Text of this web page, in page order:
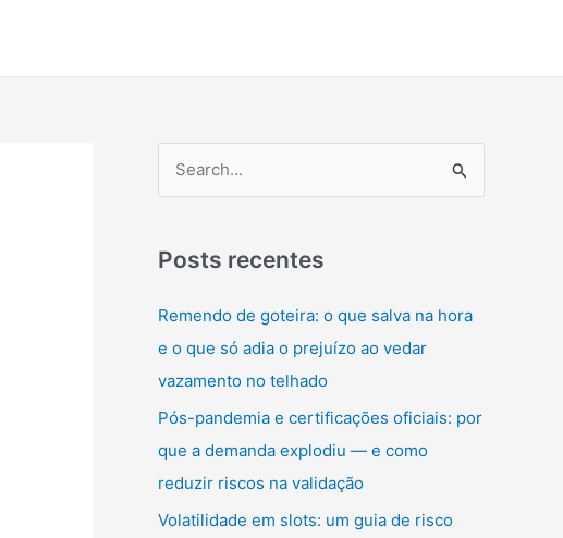
q
i
s
a
r
p
o
r
Posts recentes
Remendo de goteira: o que salva na hora
e o que só adia o prejuízo ao vedar
vazamento no telhado
Pós-pandemia e certificações oficiais: por
que a demanda explodiu — e como
reduzir riscos na validação
Volatilidade em slots: um guia de risco